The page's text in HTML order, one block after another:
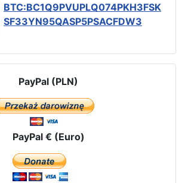
BTC:BC1Q9PVUPLQ074PKH3FSK
SF33YN95QASP5PSACFDW3
PayPal (PLN)
PayPal € (Euro)